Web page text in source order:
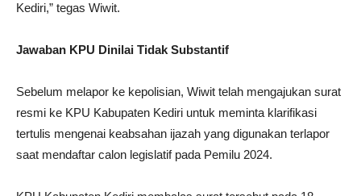
Kediri,” tegas Wiwit.
Jawaban KPU Dinilai Tidak Substantif
Sebelum melapor ke kepolisian, Wiwit telah mengajukan surat
resmi ke KPU Kabupaten Kediri untuk meminta klarifikasi
tertulis mengenai keabsahan ijazah yang digunakan terlapor
saat mendaftar calon legislatif pada Pemilu 2024.